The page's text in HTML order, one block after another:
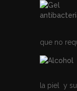
que no
la piel y